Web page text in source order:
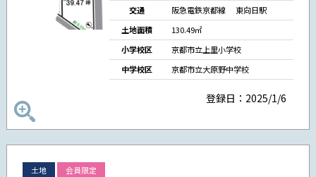
交通
阪急電鉄京都線 東向日駅
土地面積
130.49㎡
小学校区
京都市立上里小学校
中学校区
京都市立大原野中学校
登録日：2025/1/6
土地 会員限定